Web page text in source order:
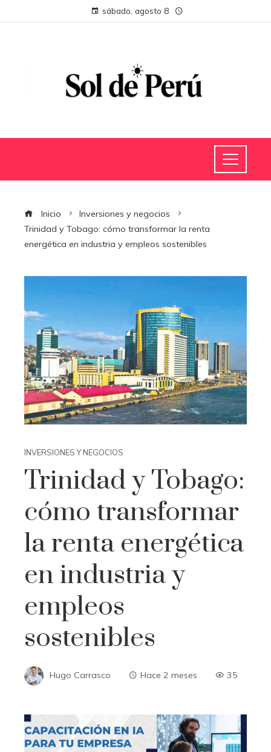
sábado, agosto 8
Inicio
Inversiones y negocios
Trinidad y Tobago: cómo transformar la renta
energética en industria y empleos sostenibles
INVERSIONES Y NEGOCIOS
Trinidad y Tobago:
cómo transformar
la renta energética
en industria y
empleos
sostenibles
Hugo Carrasco Hace 2 meses 35